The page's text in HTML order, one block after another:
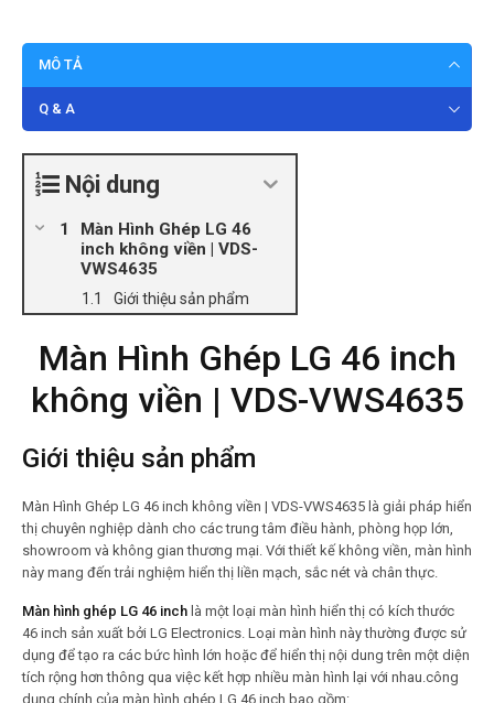
MÔ TẢ
Q & A
Nội dung
Màn Hình Ghép LG 46
inch không viền | VDS-
VWS4635
Giới thiệu sản phẩm
Màn Hình Ghép LG 46 inch
không viền | VDS-VWS4635
Giới thiệu sản phẩm
Màn Hình Ghép LG 46 inch không viền | VDS-VWS4635 là giải pháp hiển
thị chuyên nghiệp dành cho các trung tâm điều hành, phòng họp lớn,
showroom và không gian thương mại. Với thiết kế không viền, màn hình
này mang đến trải nghiệm hiển thị liền mạch, sắc nét và chân thực.
Màn hình ghép LG 46 inch là một loại màn hình hiển thị có kích thước
46 inch sản xuất bởi LG Electronics. Loại màn hình này thường được sử
dụng để tạo ra các bức hình lớn hoặc để hiển thị nội dung trên một diện
tích rộng hơn thông qua việc kết hợp nhiều màn hình lại với nhau.công
dụng chính của màn hình ghép LG 46 inch bao gồm: